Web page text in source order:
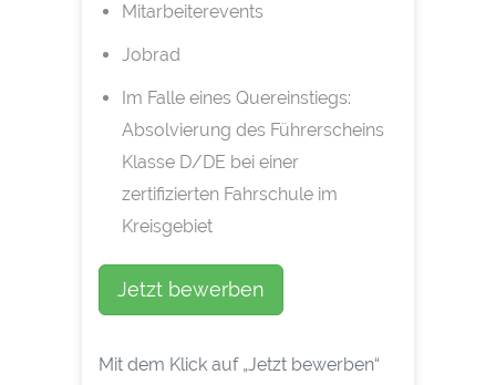
Mitarbeiterevents
Jobrad
Im Falle eines Quereinstiegs:
Absolvierung des Führerscheins
Klasse D/DE bei einer
zertifizierten Fahrschule im
Kreisgebiet
Jetzt bewerben
Mit dem Klick auf „Jetzt bewerben“